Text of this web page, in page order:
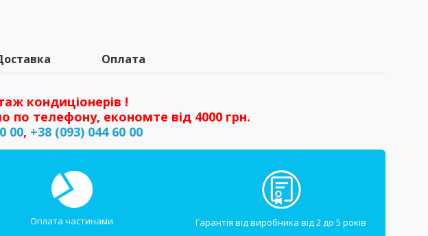
Оплата
кондиціонерів !
по телефону, економте від 4000 грн.
00, +38 (093) 044 60 00
Оплата частинами Гарантія від виробника від 2 до 5 років